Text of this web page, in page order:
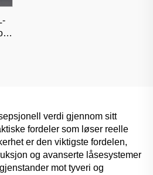
verdi gjennom sitt
fordeler som løser reelle
er den viktigste fordelen,
og avanserte låsesystemer
mot tyveri og